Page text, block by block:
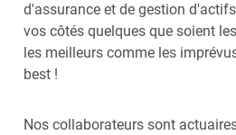
d'assurance et de gestion
vos côtés quelques que soient
les meilleurs comme les
best !
Nos collaborateurs sont